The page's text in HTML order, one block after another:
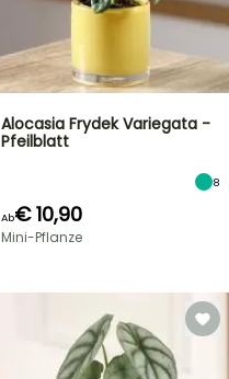
Alocasia Frydek Variegata -
Pfeilblatt
8
Ab€ 10,90
Mini-Pflanze